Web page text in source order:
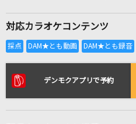
全国り
リアルタイムで歌
対応カラオケコンテンツ
デンモクアプリで予約